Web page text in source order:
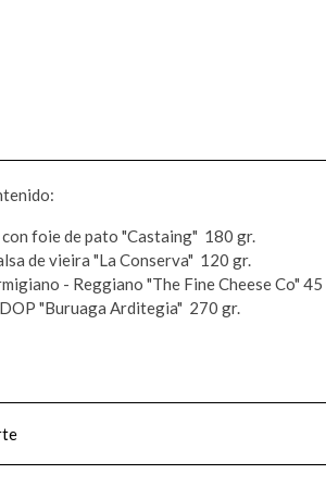
foie de pato "Castaing" 180 gr.
de vieira "La Conserva" 120 gr.
- Reggiano "The Fine Cheese Co" 45
"Buruaga Arditegia" 270 gr.